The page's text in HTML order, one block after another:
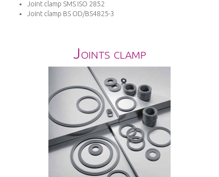
Joint clamp SMS ISO 2852
Joint clamp BS OD/BS4825-3
Joints clamp